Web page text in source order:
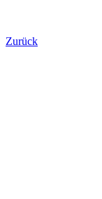
Zurück